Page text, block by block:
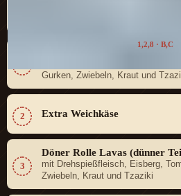
1,2,8 · B,C
Gurken, Zwiebeln, Kraut und
2 Extra Weichkäse
3
Döner Rolle Lavas (dünner
mit Drehspießfleisch, Eisberg,
Zwiebeln, Kraut und Tzaziki